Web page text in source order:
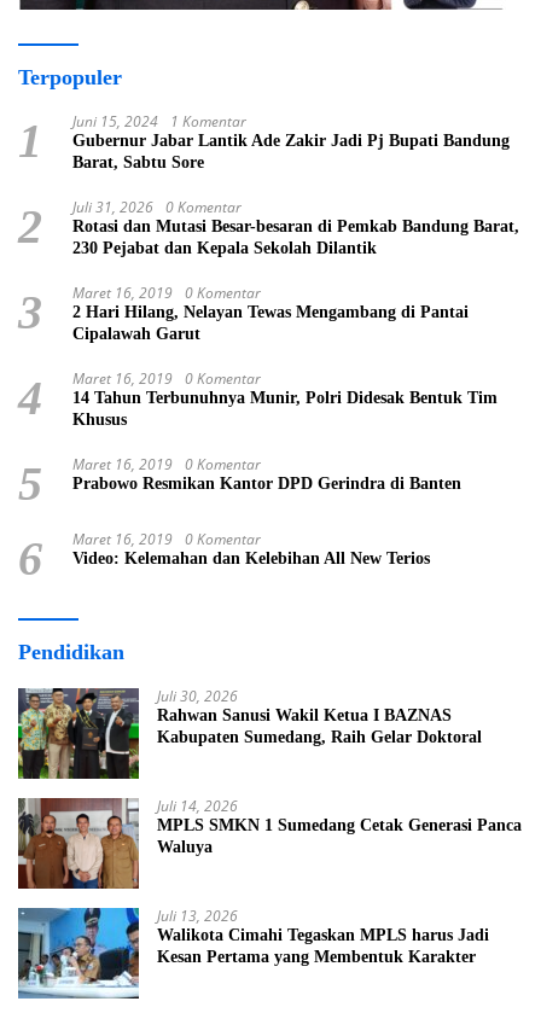
Terpopuler
1 Juni 15, 2024 1 Komentar
Gubernur Jabar Lantik Ade Zakir Jadi Pj Bupati Bandung
Barat, Sabtu Sore
2 Juli 31, 2026 0 Komentar
Rotasi dan Mutasi Besar-besaran di Pemkab Bandung Barat,
230 Pejabat dan Kepala Sekolah Dilantik
3 Maret 16, 2019 0 Komentar
2 Hari Hilang, Nelayan Tewas Mengambang di Pantai
Cipalawah Garut
4 Maret 16, 2019 0 Komentar
14 Tahun Terbunuhnya Munir, Polri Didesak Bentuk Tim
Khusus
5 Maret 16, 2019 0 Komentar
Prabowo Resmikan Kantor DPD Gerindra di Banten
6 Maret 16, 2019 0 Komentar
Video: Kelemahan dan Kelebihan All New Terios
Pendidikan
Juli 30, 2026
Rahwan Sanusi Wakil Ketua I BAZNAS
Kabupaten Sumedang, Raih Gelar Doktoral
Juli 14, 2026
MPLS SMKN 1 Sumedang Cetak Generasi Panca
Waluya
Juli 13, 2026
Walikota Cimahi Tegaskan MPLS harus Jadi
Kesan Pertama yang Membentuk Karakter